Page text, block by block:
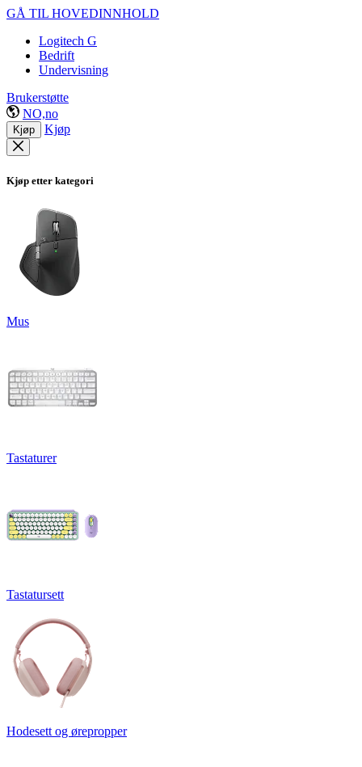
GÅ TIL HOVEDINNHOLD
Logitech G
Bedrift
Undervisning
Brukerstøtte
NO,no
Kjøp Kjøp
Kjøp etter kategori
Mus
Tastaturer
Tastatursett
Hodesett og ørepropper